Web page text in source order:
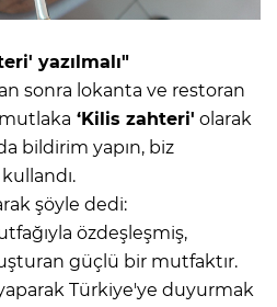
yazılmalı"
sonra lokanta ve restoran
‘Kilis zahteri' olarak
bildirim yapın, biz
şöyle dedi:
özdeşleşmiş,
güçlü bir mutfaktır.
Türkiye'ye duyurmak